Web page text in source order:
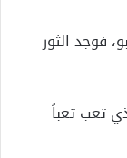
فوجد الثور
تعب تعباً